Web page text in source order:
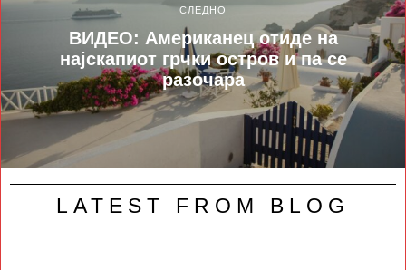
СЛЕДНО
ВИДЕО: Американец отиде на
најскапиот грчки остров и па се
разочара
LATEST FROM BLOG